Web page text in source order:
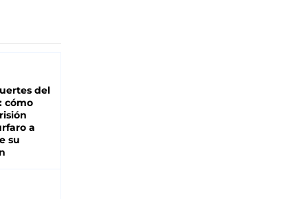
del
cómo
a
su